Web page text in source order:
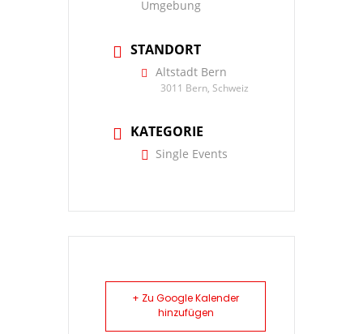
Umgebung
STANDORT
Altstadt Bern
3011 Bern, Schweiz
KATEGORIE
Single Events
+ Zu Google Kalender
hinzufügen